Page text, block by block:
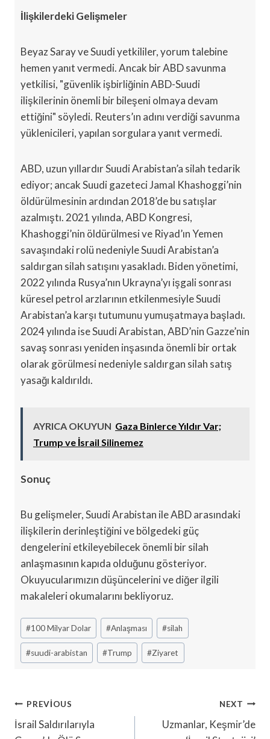
İlişkilerdeki Gelişmeler
Beyaz Saray ve Suudi yetkililer, yorum talebine
hemen yanıt vermedi. Ancak bir ABD savunma
yetkilisi, "güvenlik işbirliğinin ABD-Suudi
ilişkilerinin önemli bir bileşeni olmaya devam
ettiğini" söyledi. Reuters’ın adını verdiği savunma
yüklenicileri, yapılan sorgulara yanıt vermedi.
ABD, uzun yıllardır Suudi Arabistan’a silah tedarik
ediyor; ancak Suudi gazeteci Jamal Khashoggi’nin
öldürülmesinin ardından 2018’de bu satışlar
azalmıştı. 2021 yılında, ABD Kongresi,
Khashoggi’nin öldürülmesi ve Riyad’ın Yemen
savaşındaki rolü nedeniyle Suudi Arabistan’a
saldırgan silah satışını yasakladı. Biden yönetimi,
2022 yılında Rusya’nın Ukrayna’yı işgali sonrası
küresel petrol arzlarının etkilenmesiyle Suudi
Arabistan’a karşı tutumunu yumuşatmaya başladı.
2024 yılında ise Suudi Arabistan, ABD’nin Gazze’nin
savaş sonrası yeniden inşasında önemli bir ortak
olarak görülmesi nedeniyle saldırgan silah satış
yasağı kaldırıldı.
AYRICA OKUYUN Gaza Binlerce Yıldır Var;
Trump ve İsrail Silinemez
Sonuç
Bu gelişmeler, Suudi Arabistan ile ABD arasındaki
ilişkilerin derinleştiğini ve bölgedeki güç
dengelerini etkileyebilecek önemli bir silah
anlaşmasının kapıda olduğunu gösteriyor.
Okuyucularımızın düşüncelerini ve diğer ilgili
makaleleri okumalarını bekliyoruz.
Post
Tags:
#100 Milyar Dolar #Anlaşması #silah
#suudi-arabistan #Trump #Ziyaret
Yazı
Gezinmesi
PREVIOUS
İsrail Saldırılarıyla
NEXT
Uzmanlar, Keşmir’de